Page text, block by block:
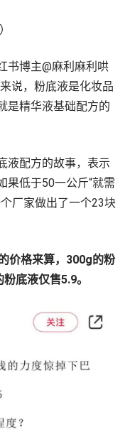
书博主@麻利麻利哄
说，粉底液是化妆品
是精华液基础配方的
液配方的故事，表示
果低于50一公斤“就需
厂家做出了一个23块
价格来算，300g的粉
底液仅售5.9。